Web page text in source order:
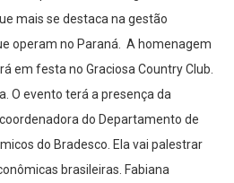
mais se destaca na gestão
operam no Paraná. A homenagem
em festa no Graciosa Country Club.
O evento terá a presença da
do Departamento de
do Bradesco. Ela vai palestrar
brasileiras. Fabiana